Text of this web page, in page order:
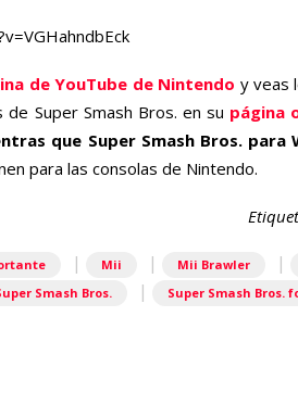
de YouTube de Nintendo y veas
Super Smash Bros. en su página
que Super Smash Bros.
para las consolas de Nintendo.
| Mii | Mii Brawler |
Smash Bros. | Super Smash Bros.